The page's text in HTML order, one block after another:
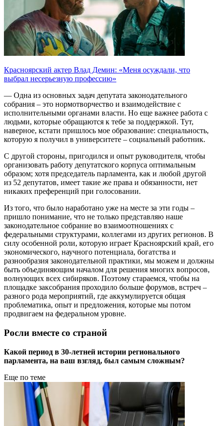
Красноярский актер Влад Демин: «Меня осуждали, что
выбрал несерьезную профессию»
— Одна из основных задач депутата законодательного
собрания – это нормотворчество и взаимодействие с
исполнительными органами власти. Но еще важнее работа с
людьми, которые обращаются к тебе за поддержкой. Тут,
наверное, кстати пришлось мое образование: специальность,
которую я получил в университете – социальный работник.
С другой стороны, пригодился и опыт руководителя, чтобы
организовать работу депутатского корпуса оптимальным
образом; хотя председатель парламента, как и любой другой
из 52 депутатов, имеет такие же права и обязанности, нет
никаких преференций при голосовании.
Из того, что было наработано уже на месте за эти годы –
пришло понимание, что не только представляю наше
законодательное собрание во взаимоотношениях с
федеральными структурами, коллегами из других регионов. В
силу особенной роли, которую играет Красноярский край, его
экономического, научного потенциала, богатства и
разнообразия законодательной практики, мы можем и должны
быть объединяющим началом для решения многих вопросов,
волнующих всех сибиряков. Поэтому стараемся, чтобы на
площадке заксобрания проходило больше форумов, встреч –
разного рода мероприятий, где аккумулируется общая
проблематика, опыт и предложения, которые мы потом
продвигаем на федеральном уровне.
Росли вместе со страной
Какой период в 30-летней истории регионального
парламента, на ваш взгляд, был самым сложным?
Еще по теме